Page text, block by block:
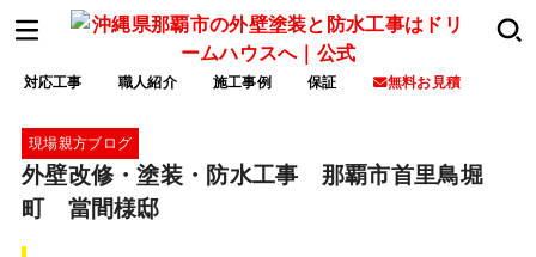
対応工事 職人紹介 施工事例 保証 無料お見積
現場親方ブログ
外壁改修・塗装・防水工事 那覇市首里鳥堀
町 當間様邸